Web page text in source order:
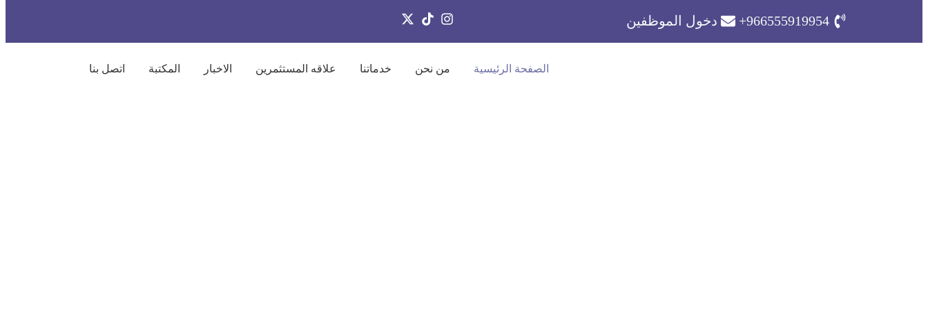
966555919954+ دخول الموظفين
الصفحة الرئيسية من نحن خدماتنا علاقه المستثمرين الاخبار المكتبة اتصل بنا